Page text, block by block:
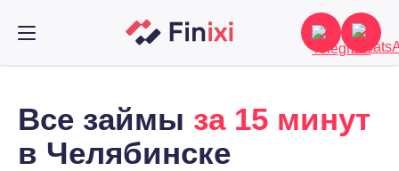
Все займы за 15 минут
в Челябинске